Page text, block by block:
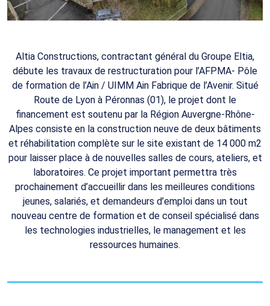
Altia Constructions, contractant général du Groupe Eltia,
débute les travaux de restructuration pour l’AFPMA- Pôle
de formation de l’Ain / UIMM Ain Fabrique de l’Avenir. Situé
Route de Lyon à Péronnas (01), le projet dont le
financement est soutenu par la Région Auvergne-Rhône-
Alpes consiste en la construction neuve de deux bâtiments
et réhabilitation complète sur le site existant de 14 000 m2
pour laisser place à de nouvelles salles de cours, ateliers, et
laboratoires. Ce projet important permettra très
prochainement d’accueillir dans les meilleures conditions
jeunes, salariés, et demandeurs d’emploi dans un tout
nouveau centre de formation et de conseil spécialisé dans
les technologies industrielles, le management et les
ressources humaines.